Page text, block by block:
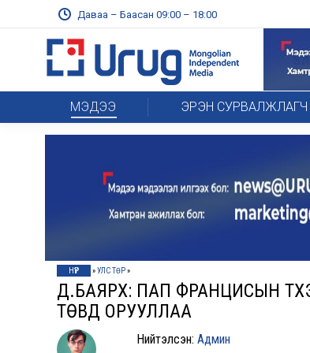
Даваа – Баасан 09:00 – 18:00
МЭДЭЭ ЭРЭН СУРВАЛЖЛАГЧ
НҮҮР »УЛС ТӨР»
Д.БАЯРХҮҮ: ПАП ФРАНЦИСЫН
ТӨВД ОРУУЛЛАА
Нийтэлсэн:Админ